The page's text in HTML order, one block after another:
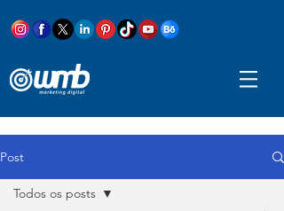
Post
Todos os posts